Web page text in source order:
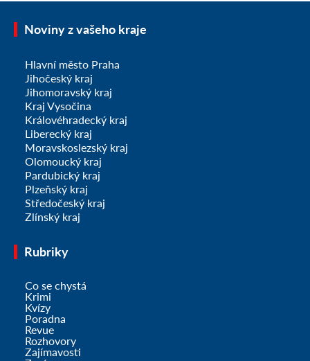
Noviny z vašeho kraje
Hlavní město Praha
Jihočeský kraj
Jihomoravský kraj
Kraj Vysočina
Královéhradecký kraj
Liberecký kraj
Moravskoslezský kraj
Olomoucký kraj
Pardubický kraj
Plzeňský kraj
Středočeský kraj
Zlínský kraj
Rubriky
Co se chystá
Krimi
Kvízy
Poradna
Revue
Rozhovory
Zajímavosti